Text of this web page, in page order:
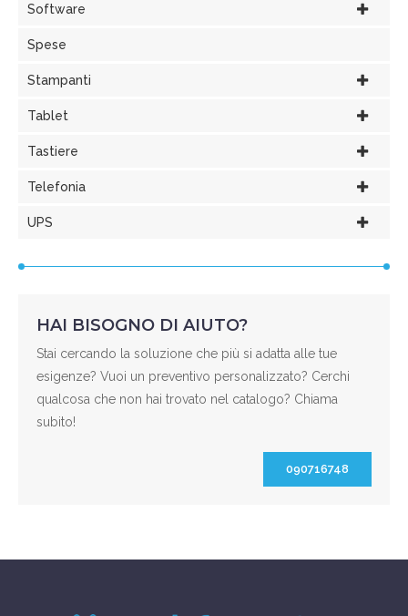
Software
Spese
Stampanti
Tablet
Tastiere
Telefonia
UPS
HAI BISOGNO DI AIUTO?
Stai cercando la soluzione che più si adatta alle tue
esigenze? Vuoi un preventivo personalizzato? Cerchi
qualcosa che non hai trovato nel catalogo? Chiama
subito!
090716748